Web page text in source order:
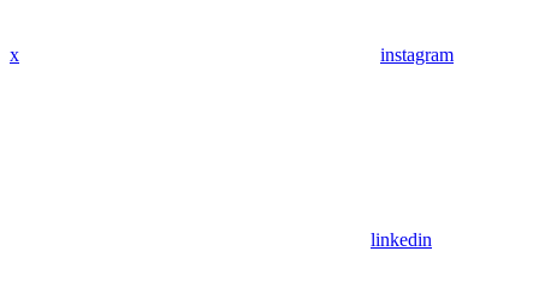
x instagram
linkedin